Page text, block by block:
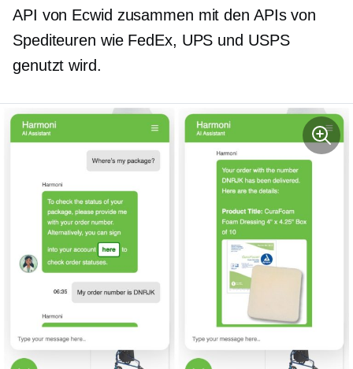
API von Ecwid zusammen mit den APIs von
Spediteuren wie FedEx, UPS und USPS
genutzt wird.